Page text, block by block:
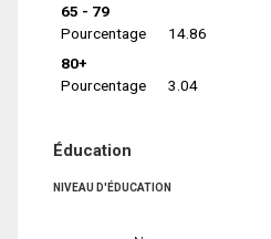
65 - 79
Pourcentage
14.86
80+
Pourcentage
3.04
Éducation
NIVEAU D'ÉDUCATION